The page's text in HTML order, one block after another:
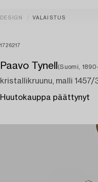
DESIGN VALAISTUS
1726217
Paavo Tynell (Suomi,
kristallikruunu, malli
Huutokauppa päättynyt